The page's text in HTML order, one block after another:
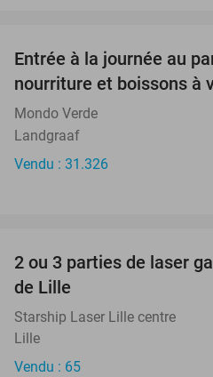
Entrée à la journée au
nourriture et boissons à
Mondo Verde
Landgraaf
Vendu : 31.326
2 ou 3 parties de laser
de Lille
Starship Laser Lille centre
Lille
Vendu : 65